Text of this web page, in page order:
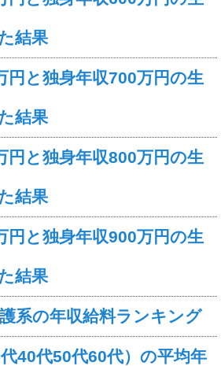
結果
円と独身年収700万円の生
結果
円と独身年収800万円の生
結果
円と独身年収900万円の生
結果
系の年収給料ランキング
40代50代60代）の平均年